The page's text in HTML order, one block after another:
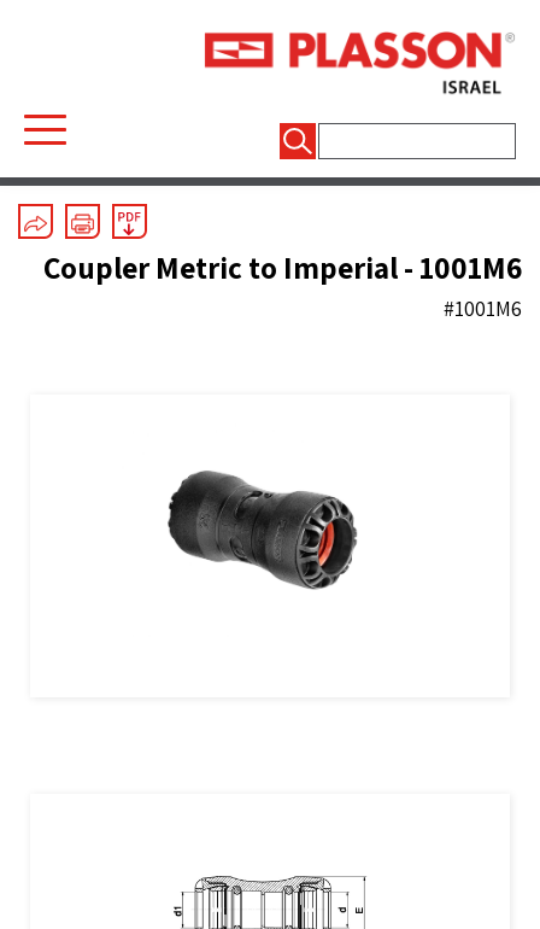
Series 1/Couplers And End Plugs
Coupler Metric to Imperial - 1001M6
#1001M6